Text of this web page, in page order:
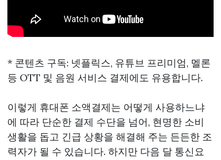
* 콘텐츠 구독: 넷플릭스, 유튜브 프리미엄, 멜론
등 OTT 및 음원 서비스 결제에도 유용합니다.
이렇게 휴대폰 소액결제는 어떻게 사용하느냐
에 따라 단순한 결제 수단을 넘어, 현명한 소비
생활을 돕고 긴급 상황을 해결해 주는 든든한 조
력자가 될 수 있습니다. 하지만 다음 달 통신요